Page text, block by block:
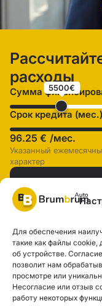
Для обеспечения
такие как файлы cookie,
об устройстве.
позволит нам
просмотре или
Несогласие или отзыв
работу некоторых
расходы
Сумма 5500€
Срок кредита (мес.)
96.25 € /мес.
Указанный
характер
SIA "AUTOCLICK",
77,
Политика